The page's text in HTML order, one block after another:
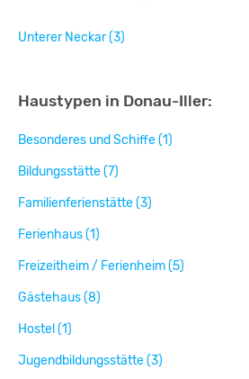
Unterer Neckar (3)
Haustypen in Donau-Iller:
Besonderes und Schiffe (1)
Bildungsstätte (7)
Familienferienstätte (3)
Ferienhaus (1)
Freizeitheim / Ferienheim (5)
Gästehaus (8)
Hostel (1)
Jugendbildungsstätte (3)